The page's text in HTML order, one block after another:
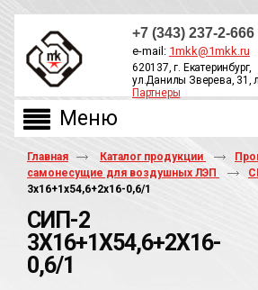
+7 (343) 237-2-666
e-mail: 1mkk@1mkk.ru
620137, г. Екатеринбург,
ул.Данилы Зверева, 31,
Партнеры
Главная Каталог продукции
самонесущие для воздушных ЛЭП
3х16+1х54,6+2х16-0,6/1
СИП-2
3Х16+1Х54,6+2Х16-
0,6/1